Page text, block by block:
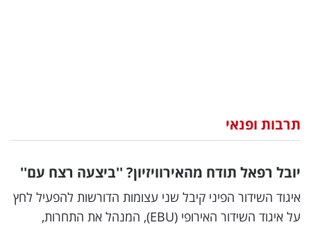
וצרכנות
וטק
תרבות ופנאי
יובל רפאל תודח מהאירוויזיון? ''ביצעה רצח עם''
איגוד השידור הפיני קיבל שני עצומות הדורשות להפעיל לחץ
על איגוד השידור האירופי (EBU), המנהל את התחרות,